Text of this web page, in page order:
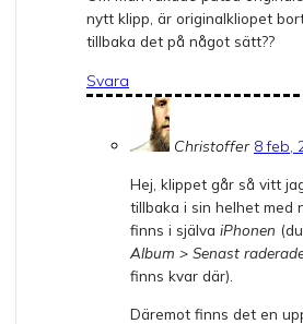
nytt klipp, är originalkliopet
tillbaka det på något sätt??
Svara
Christoffer 8 feb,
Hej, klippet går så vitt
tillbaka i sin helhet med
finns i själva iPhonen
Album > Senast
finns kvar där).
Däremot finns det en